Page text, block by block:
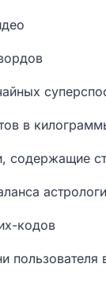
в
содержащие
кодов
пользователя